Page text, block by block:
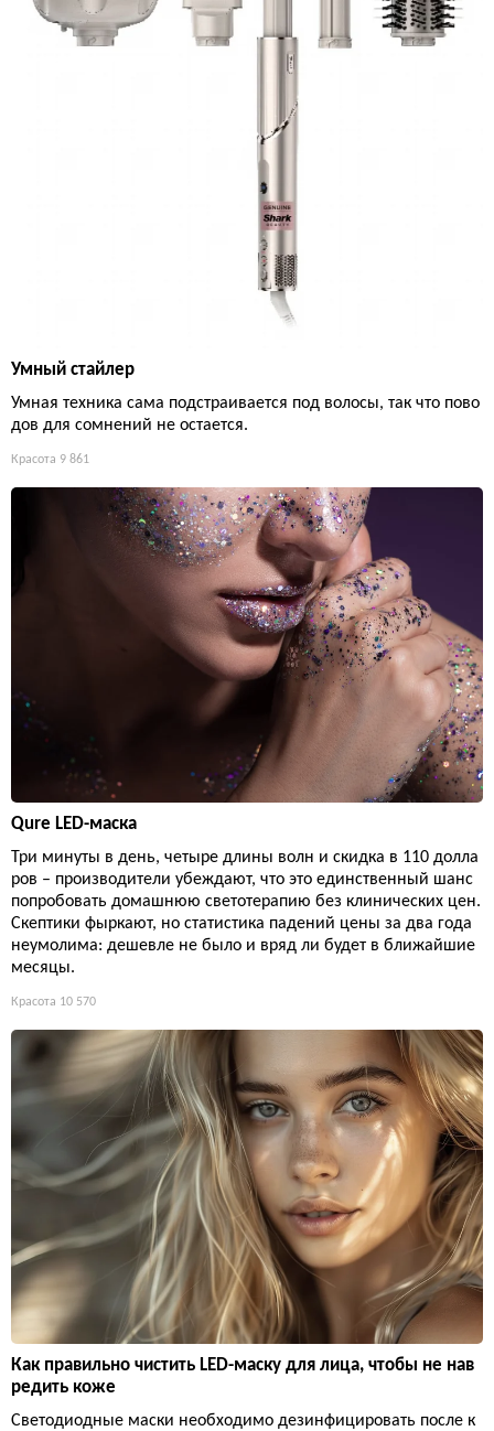
Умный стайлер
Умная техника сама подстраивается под волосы, так что пово
дов для сомнений не остается.
Красота 9 861
Qure LED-маска
Три минуты в день, четыре длины волн и скидка в 110 долла
ров – производители убеждают, что это единственный шанс
попробовать домашнюю светотерапию без клинических цен.
Скептики фыркают, но статистика падений цены за два года
неумолима: дешевле не было и вряд ли будет в ближайшие
месяцы.
Красота 10 570
Как правильно чистить LED-маску для лица, чтобы не нав
редить коже
Светодиодные маски необходимо дезинфицировать после к